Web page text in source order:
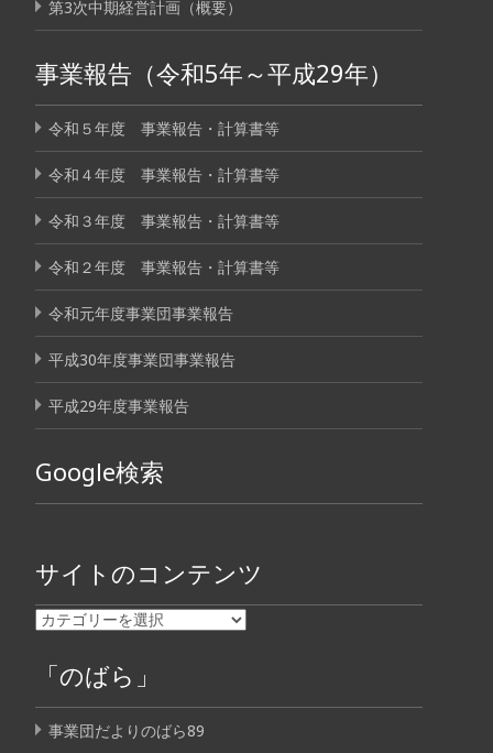
第3次中期経営計画（概要）
事業報告（令和5年～平成29年）
令和５年度 事業報告・計算書等
令和４年度 事業報告・計算書等
令和３年度 事業報告・計算書等
令和２年度 事業報告・計算書等
令和元年度事業団事業報告
平成30年度事業団事業報告
平成29年度事業報告
Google検索
サイトのコンテンツ
「のばら」
事業団だよりのばら89